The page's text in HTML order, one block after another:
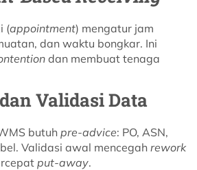
(appointment) mengatur jam
dan waktu bongkar. Ini
dan membuat tenaga
Validasi Data
butuh pre-advice: PO, ASN,
Validasi awal mencegah rework
put-away.